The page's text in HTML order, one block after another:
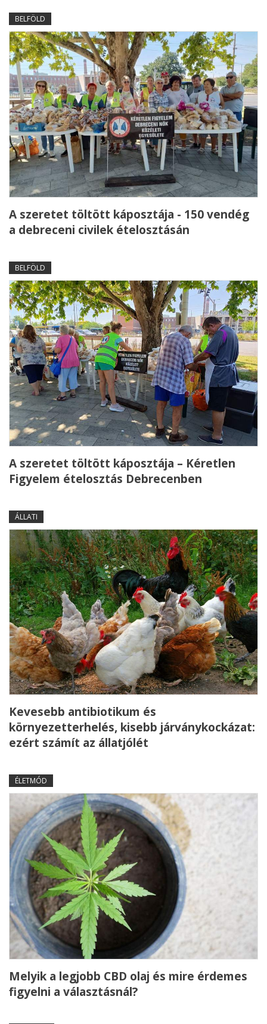
BELFÖLD
A szeretet töltött káposztája - 150 vendég
a debreceni civilek ételosztásán
BELFÖLD
A szeretet töltött káposztája – Kéretlen
Figyelem ételosztás Debrecenben
ÁLLATI
Kevesebb antibiotikum és
környezetterhelés, kisebb járványkockázat:
ezért számít az állatjólét
ÉLETMÓD
Melyik a legjobb CBD olaj és mire érdemes
figyelni a választásnál?